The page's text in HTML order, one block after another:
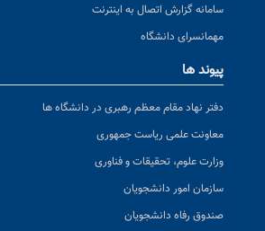
سامانه گزارش اتصال به اینترنت
مهمانسرای دانشگاه
پیوند ها
دفتر نهاد مقام معظم رهبری در دانشگاه ها
معاونت علمی ریاست جمهوری
وزارت علوم، تحقیقات و فناوری
سازمان امور دانشجویان
صندوق رفاه دانشجویان